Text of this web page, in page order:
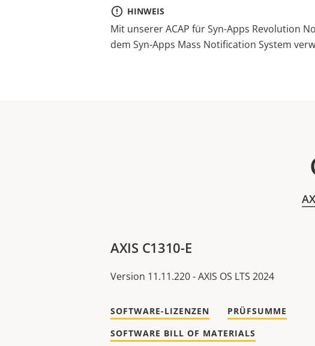
HINWEIS
Mit unserer ACAP fürSyn-Apps Revolution
dem Syn-Apps Mass Notification System
AXIS C1310-E
Version 11.11.220 - AXIS OS LTS 2024
SOFTWARE-LIZENZEN
PRÜFSUMME
SOFTWARE BILL OF MATERIALS